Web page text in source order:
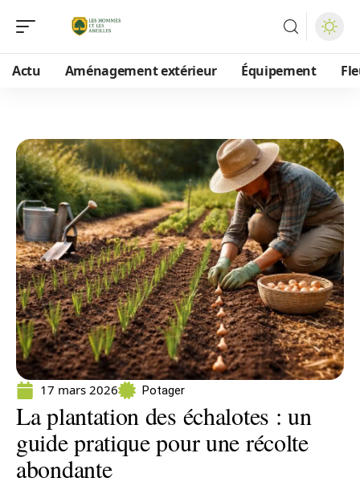
Actu Aménagement extérieur Équipement
17 mars 2026 Potager
La plantation des échalotes : un
guide pratique pour une récolte
abondante